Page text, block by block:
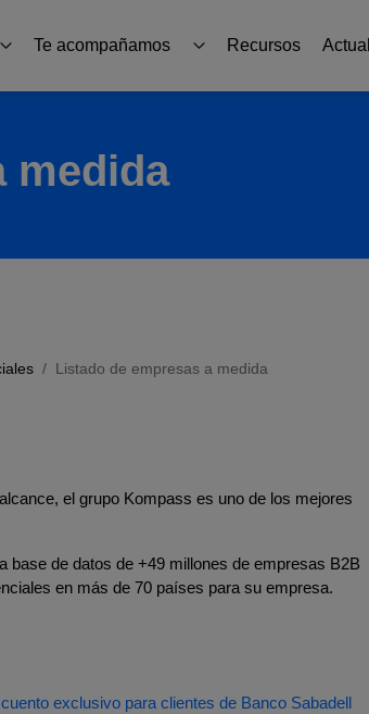
Te acompañamos
Formación y asesoramiento
Recursos
medida
Listado de empresas a medida
el grupo Kompass es uno de los mejores
base de datos de +49 millones de empresas B2B
en más de 70 países para su empresa.
exclusivo para clientes de Banco Sabadell